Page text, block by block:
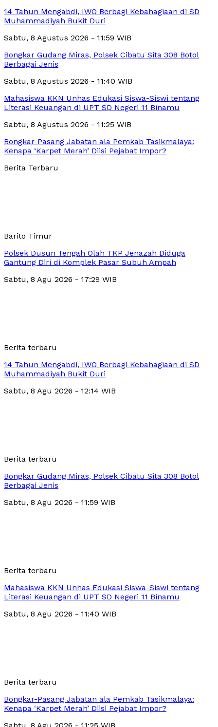
14 Tahun Mengabdi, IWO Berbagi Kebahagiaan di SD
Muhammadiyah Bukit Duri
Sabtu, 8 Agustus 2026 - 11:59 WIB
Bongkar Gudang Miras, Polsek Cibatu Sita 308 Botol
Berbagai Jenis
Sabtu, 8 Agustus 2026 - 11:40 WIB
Mahasiswa KKN Unhas Edukasi Siswa-Siswi tentang
Literasi Keuangan di UPT SD Negeri 11 Binamu
Sabtu, 8 Agustus 2026 - 11:25 WIB
Bongkar-Pasang Jabatan ala Pemkab Tasikmalaya:
Kenapa ‘Karpet Merah’ Diisi Pejabat Impor?
Berita Terbaru
Barito Timur
Polsek Dusun Tengah Olah TKP Jenazah Diduga
Gantung Diri di Komplek Pasar Subuh Ampah
Sabtu, 8 Agu 2026 - 17:29 WIB
Berita terbaru
14 Tahun Mengabdi, IWO Berbagi Kebahagiaan di SD
Muhammadiyah Bukit Duri
Sabtu, 8 Agu 2026 - 12:14 WIB
Berita terbaru
Bongkar Gudang Miras, Polsek Cibatu Sita 308 Botol
Berbagai Jenis
Sabtu, 8 Agu 2026 - 11:59 WIB
Berita terbaru
Mahasiswa KKN Unhas Edukasi Siswa-Siswi tentang
Literasi Keuangan di UPT SD Negeri 11 Binamu
Sabtu, 8 Agu 2026 - 11:40 WIB
Berita terbaru
Bongkar-Pasang Jabatan ala Pemkab Tasikmalaya:
Kenapa ‘Karpet Merah’ Diisi Pejabat Impor?